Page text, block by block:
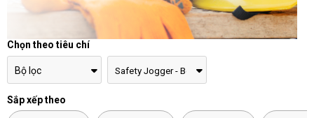
Chọn theo tiêu chí
Bộ lọc
Sắp xếp theo